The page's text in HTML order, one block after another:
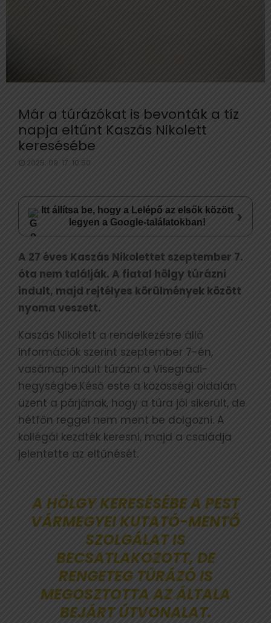
Már a túrázókat is bevonták a tíz
napja eltűnt Kaszás Nikolett
keresésébe
2025. 09. 17. 10:50
Itt állítsa be, hogy a Lelépő az elsők között
legyen a Google-találatokban!
›
A 27 éves Kaszás Nikolettet szeptember 7.
óta nem találják. A fiatal hölgy túrázni
indult, majd rejtélyes körülmények között
nyoma veszett.
Kaszás Nikolett a rendelkezésre álló
információk szerint szeptember 7-én,
vasárnap indult túrázni a Visegrádi-
hegységbe.Késő este a közösségi oldalán
üzent a párjának, hogy a túra jól sikerült, de
hétfőn reggel nem ment be dolgozni. A
kollégái kezdték keresni, majd a családja
jelentette az eltűnését.
A HÖLGY KERESÉSÉBE A PEST
VÁRMEGYEI KUTATÓ-MENTŐ
SZOLGÁLAT IS
BECSATLAKOZOTT, DE
RENGETEG TÚRÁZÓ IS
MEGOSZTOTTA AZ ÁLTALA
BEJÁRT ÚTVONALAT.